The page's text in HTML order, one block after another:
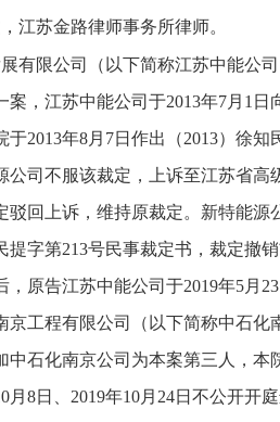
江苏金路律师事务所律师。
有限公司（以下简称江苏中能公
案，江苏中能公司于2013年7月1
2013年8月7日作出（2013）徐
司不服该裁定，上诉至江苏省高
驳回上诉，维持原裁定。新特能
提字第213号民事裁定书，裁定
，原告江苏中能公司于2019年5月
京工程有限公司（以下简称中石
中石化南京公司为本案第三人，
月8日、2019年10月24日不公开